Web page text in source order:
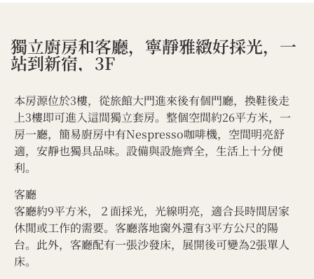
獨立廚房和客廳，寧靜雅緻好採光，一
站到新宿，3F
本房源位於3樓，從旅館大門進來後有個門廳，換鞋後走
上3樓即可進入這間獨立套房。整個空間約26平方米，一
房一廳，簡易廚房中有Nespresso咖啡機，空間明亮舒
適，安靜也獨具品味。設備與設施齊全，生活上十分便
利。
客廳
客廳約9平方米，２面採光，光線明亮，適合長時間居家
休閒或工作的需要。客廳落地窗外還有3平方公尺的陽
台。此外，客廳配有一張沙發床，展開後可變為2張單人
床。